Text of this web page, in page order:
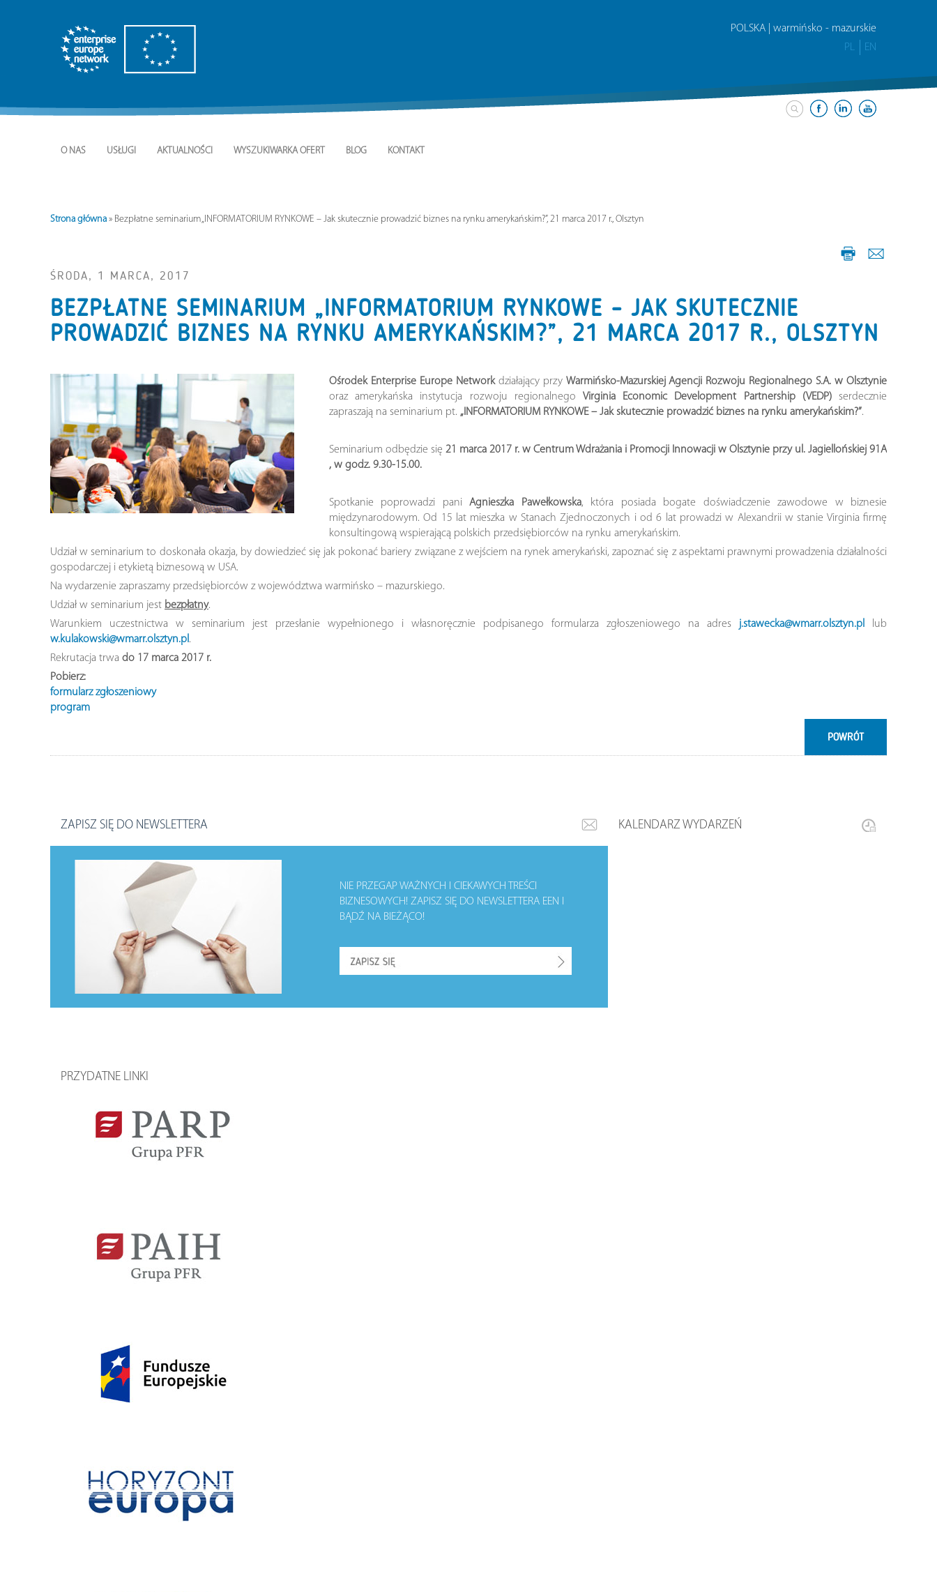
POLSKA | warmińsko - mazurskie
PL
EN
O NAS USŁUGI AKTUALNOŚCI WYSZUKIWARKA OFERT BLOG KONTAKT
Strona główna » Bezpłatne seminarium „INFORMATORIUM RYNKOWE – Jak skutecznie prowadzić biznes na rynku amerykańskim?”, 21 marca 2017 r., Olsztyn
ŚRODA, 1 MARCA, 2017
BEZPŁATNE SEMINARIUM „INFORMATORIUM RYNKOWE – JAK SKUTECZNIE
PROWADZIĆ BIZNES NA RYNKU AMERYKAŃSKIM?”, 21 MARCA 2017 R., OLSZTYN
Ośrodek Enterprise Europe Networkdziałający przy Warmińsko-Mazurskiej Agencji Rozwoju Regionalnego S.A. w Olsztynie
oraz amerykańska instytucja rozwoju regionalnego Virginia Economic Development Partnership (VEDP)serdecznie
zapraszają na seminarium pt. „INFORMATORIUM RYNKOWE – Jak skutecznie prowadzić biznes na rynku amerykańskim?”.
Seminarium odbędzie się 21 marca 2017 r. w Centrum Wdrażania i Promocji Innowacji w Olsztynie przy ul. Jagiellońskiej 91A
, w godz. 9.30-15.00.
Spotkanie poprowadzi paniAgnieszka Pawełkowska, która posiada bogate doświadczenie zawodowe w biznesie
międzynarodowym. Od 15 lat mieszka w Stanach Zjednoczonych i od 6 lat prowadzi w Alexandrii w stanie Virginia firmę
konsultingową wspierającą polskich przedsiębiorców na rynku amerykańskim.
Udział w seminarium to doskonała okazja, by dowiedzieć się jak pokonać bariery związane z wejściem na rynek amerykański, zapoznać się z aspektami prawnymi prowadzenia działalności
gospodarczej i etykietą biznesową w USA.
Na wydarzenie zapraszamy przedsiębiorców z województwa warmińsko – mazurskiego.
Udział w seminarium jest bezpłatny.
Warunkiem uczestnictwa w seminarium jest przesłanie wypełnionego i własnoręcznie podpisanego formularza zgłoszeniowego na adres j.stawecka@wmarr.olsztyn.pl
lub
w.kulakowski@wmarr.olsztyn.pl .
Rekrutacja trwa do 17 marca 2017 r.
Pobierz:
formularz zgłoszeniowy
program
POWRÓT
ZAPISZ SIĘ DO NEWSLETTERA
NIE PRZEGAP WAŻNYCH I CIEKAWYCH TREŚCI
BIZNESOWYCH! ZAPISZ SIĘ DO NEWSLETTERA EEN I
BĄDŹ NA BIEŻĄCO!
KALENDARZ WYDARZEŃ
PRZYDATNE LINKI